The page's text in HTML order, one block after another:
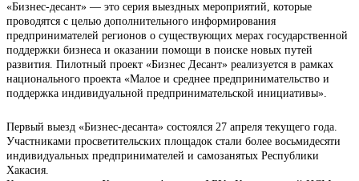
«Бизнес-десант» — это серия выездных мероприятий, которые
проводятся с целью дополнительного информирования
предпринимателей регионов о существующих мерах государственной
поддержки бизнеса и оказании помощи в поиске новых путей
развития. Пилотный проект «Бизнес Десант» реализуется в рамках
национального проекта «Малое и среднее предпринимательство и
поддержка индивидуальной предпринимательской инициативы».
Первый выезд «Бизнес-десанта» состоялся 27 апреля текущего года.
Участниками просветительских площадок стали более восьмидесяти
индивидуальных предпринимателей и самозанятых Республики
Хакасия.